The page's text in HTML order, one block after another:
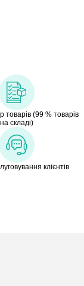
товарів (99 % товарів
на складі)
клієнтів